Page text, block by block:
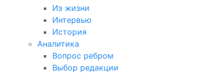
Из жизни
Интервью
История
Аналитика
Вопрос ребром
Выбор редакции